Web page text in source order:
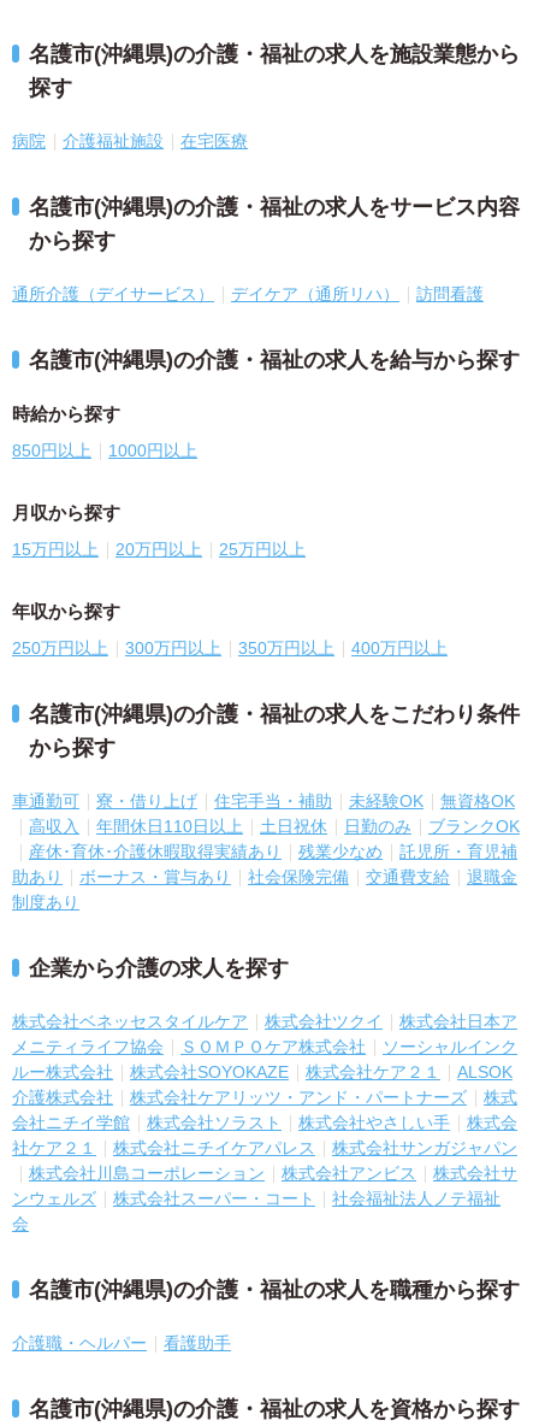
名護市(沖縄県)の介護・福祉の求人を施設業態から
探す
病院 介護福祉施設 在宅医療
名護市(沖縄県)の介護・福祉の求人をサービス内容
から探す
通所介護（デイサービス） デイケア（通所リハ） 訪問看護
名護市(沖縄県)の介護・福祉の求人を給与から探す
時給から探す
850円以上 1000円以上
月収から探す
15万円以上 20万円以上 25万円以上
年収から探す
250万円以上 300万円以上 350万円以上 400万円以上
名護市(沖縄県)の介護・福祉の求人をこだわり条件
から探す
車通勤可 寮・借り上げ 住宅手当・補助 未経験OK
無資格OK
高収入
年間休日110日以上 土日祝休 日勤のみ
ブランクOK
産休･育休･介護休暇取得実績あり
残業少なめ
託児所・育児補
助あり
ボーナス・賞与あり 社会保険完備 交通費支給
退職金
制度あり
企業から介護の求人を探す
株式会社ベネッセスタイルケア 株式会社ツクイ
株式会社日本ア
メニティライフ協会
ＳＯＭＰＯケア株式会社
ソーシャルインク
ルー株式会社
株式会社SOYOKAZE 株式会社ケア２１
ALSOK
介護株式会社
株式会社ケアリッツ・アンド・パートナーズ
株式
会社ニチイ学館
株式会社ソラスト 株式会社やさしい手
株式会
社ケア２１
株式会社ニチイケアパレス
株式会社サンガジャパン
株式会社川島コーポレーション
株式会社アンビス
株式会社サ
ンウェルズ
株式会社スーパー・コート
社会福祉法人ノテ福祉
会
名護市(沖縄県)の介護・福祉の求人を職種から探す
介護職・ヘルパー 看護助手
名護市(沖縄県)の介護・福祉の求人を資格から探す